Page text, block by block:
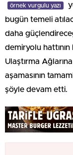
örnek vurgulu yazı
bugün temeli
daha
demiryolu
Ulaştırma
aşamasının
şöyle devam etti.